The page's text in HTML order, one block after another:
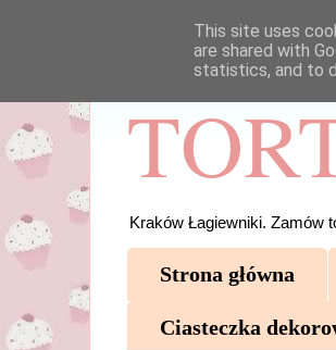
Kraków Łagiewniki. Zamów
Strona główna
Ciasteczka
This site uses
are shared with
statistics, and to